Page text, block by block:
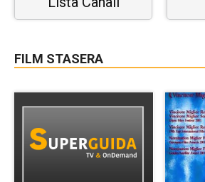
FILM STASERA